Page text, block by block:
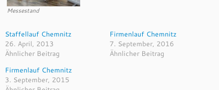
Messestand
Staffellauf Chemnitz
26. April, 2013
Ähnlicher Beitrag
Firmenlauf Chemnitz
7. September, 2016
Ähnlicher Beitrag
Firmenlauf Chemnitz
3. September, 2015